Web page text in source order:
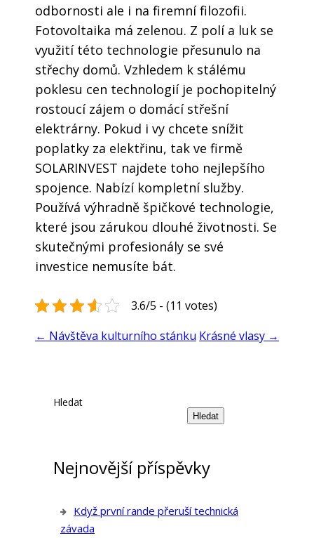
odbornosti ale i na firemní filozofii.
Fotovoltaika má zelenou. Z polí a luk se
využití této technologie přesunulo na
střechy domů. Vzhledem k stálému
poklesu cen technologií je pochopitelný
rostoucí zájem o domácí střešní
elektrárny. Pokud i vy chcete snížit
poplatky za elektřinu, tak ve firmě
SOLARINVEST najdete toho nejlepšího
spojence. Nabízí kompletní služby.
Používá výhradně špičkové technologie,
které jsou zárukou dlouhé životnosti. Se
skutečnými profesionály se své
investice nemusíte bát.
3.6/5 - (11 votes)
Krásné vlasy →
← Návštěva kulturního stánku
Hledat
Hledat
Nejnovější příspěvky
Když první rande přeruší technická
závada